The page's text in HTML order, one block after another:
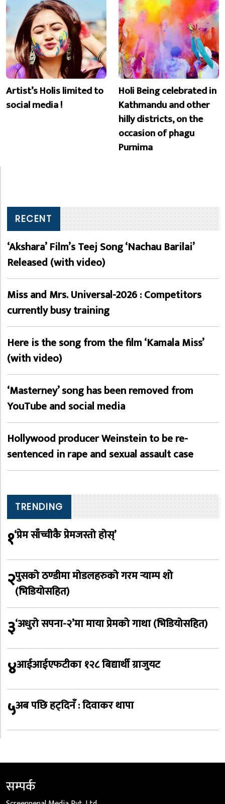
Artist’s Holis limited to
social media !
Holi Being celebrated in
Kathmandu and other
hilly districts, on the
occasion of phagu
Purnima
RECENT
‘Akshara’ Film’s Teej Song ‘Nachau Barilai’
Released (with video)
Miss and Mrs. Universal-2026 : Competitors
currently busy training
Here is the song from the film ‘Kamala Miss’
(with video)
‘Masterney’ song has been removed from
YouTube and social media
Hollywood producer Weinstein to be re-
sentenced in rape and sexual assault case
TRENDING
१‘प्रेम साँच्चीकै प्रेमजस्तो होस्’
२पुसको ठण्डीमा मोडलहरुको गरम र्‍याम्प शो
(भिडियोसहित)
३‘अधुरो सपना-२’मा माया प्रेमको गाथा (भिडियोसहित)
४आईआईएफटीका १२८ बिद्यार्थी ग्राजुयट
५अब पछि हट्दिनँ : दिवाकर थापा
सम्पर्क